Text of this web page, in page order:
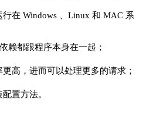
行在 Windows 、Linux 和 MAC 系
赖都跟程序本身在一起；
高，进而可以处理更多的请求；
置方法。